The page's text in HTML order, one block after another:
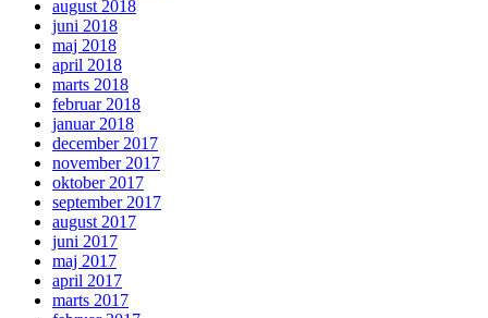
august 2018
juni 2018
maj 2018
april 2018
marts 2018
februar 2018
januar 2018
december 2017
november 2017
oktober 2017
september 2017
august 2017
juni 2017
maj 2017
april 2017
marts 2017